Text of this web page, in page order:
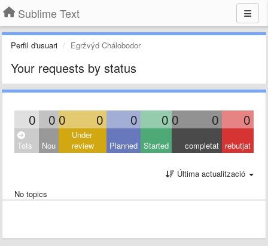
Sublime Text
Perfil d'usuari Egržvýd Chálobodor
Your requests by status
0 0 0 0 0 0 0 0 0
Tots Nou
Under
review
Planned Started completat rebutjat
Última actualització
No topics